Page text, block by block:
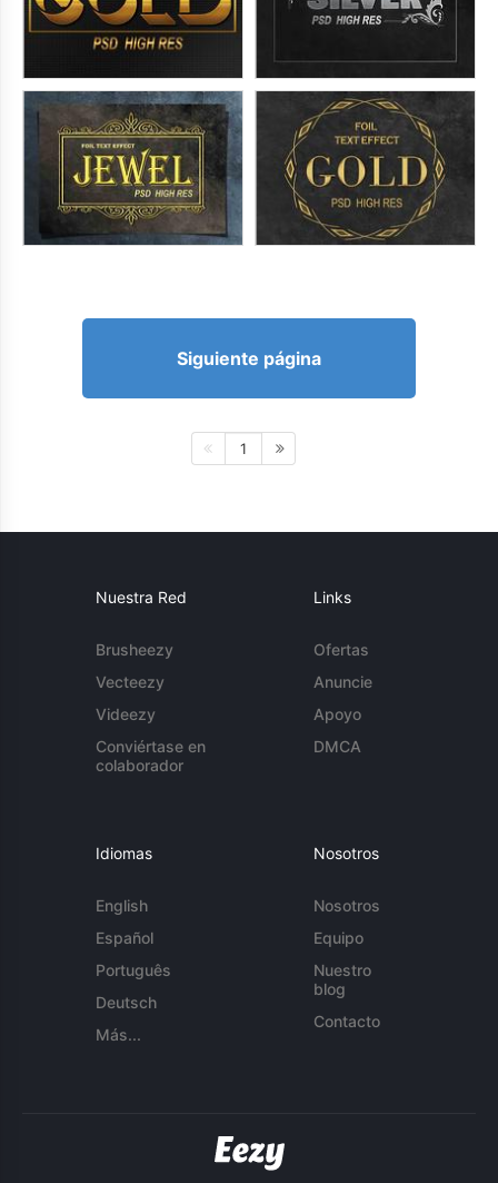
Siguiente página
1
Nuestra Red
Brusheezy
Vecteezy
Videezy
Conviértase en
colaborador
Links
Ofertas
Anuncie
Apoyo
DMCA
Idiomas
English
Español
Português
Deutsch
Más...
Nosotros
Nosotros
Equipo
Nuestro
blog
Contacto